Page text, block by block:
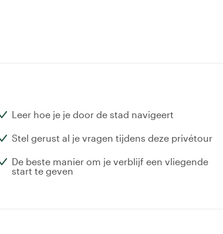
Leer hoe je je door de stad navigeert
Stel gerust al je vragen tijdens deze privétour
De beste manier om je verblijf een vliegende
start te geven